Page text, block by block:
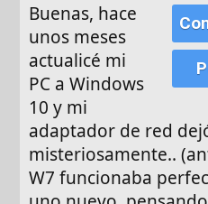
Buenas, hace
unos meses
actualicé mi
PC a Windows
10 y mi
adaptador de red
misteriosamente..
W7 funcionaba